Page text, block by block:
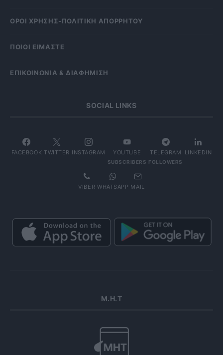
OΡΟΙ ΧΡΗΣΗΣ-ΠΟΛΙΤΙΚΗ ΑΠΟΡΡΗΤΟΥ
ΠΟΙΟΙ ΕΙΜΑΣΤΕ
ΕΠΙΚΟΙΝΩΝΙΑ & ΔΙΑΦΗΜΙΣΗ
SOCIAL LINKS
FACEBOOK TWITTER INSTAGRAM YOUTUBE
SUBSCRIBERS
TELEGRAM
FOLLOWERS
LINKEDIN
VIBER WHATSAPP MAIL
Μ.Η.Τ